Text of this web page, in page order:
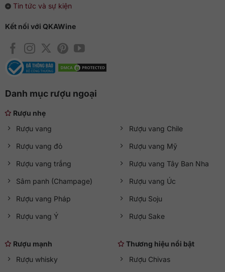
Tin tức và sự kiện
Kết nối với QKAWine
Danh mục rượu ngoại
Rượu nhẹ
Rượu vang
Rượu vang đỏ
Rượu vang trắng
Sâm panh (Champage)
Rượu vang Pháp
Rượu vang Ý
Rượu vang Chile
Rượu vang Mỹ
Rượu vang Tây Ban Nha
Rượu vang Úc
Rượu Soju
Rượu Sake
Rượu mạnh
Rượu whisky
Thương hiệu nổi bật
Rượu Chivas